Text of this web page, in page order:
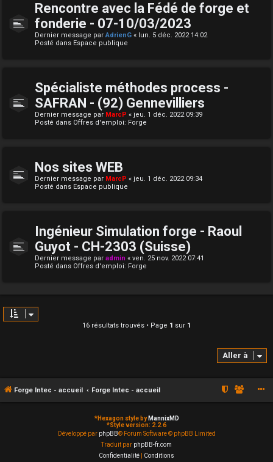
Rencontre avec la Fédé de forge et
fonderie - 07-10/03/2023
Dernier message parAdrienG « lun. 5 déc. 2022 14:02
Posté dans Espace publique
Spécialiste méthodes process -
SAFRAN - (92) Gennevilliers
Dernier message par MarcP « jeu. 1 déc. 2022 09:39
Posté dans Offres d'emploi: Forge
Nos sites WEB
Dernier message par MarcP « jeu. 1 déc. 2022 09:34
Posté dans Espace publique
Ingénieur Simulation forge - Raoul
Guyot - CH-2303 (Suisse)
Dernier message par admin « ven. 25 nov. 2022 07:41
Posté dans Offres d'emploi: Forge
16 résultats trouvés • Page 1 sur 1
Aller à
Forge Intec - accueil Forge Intec - accueil
*Hexagon style by MannixMD
*Style version: 2.2.6
Développé par phpBB® Forum Software © phpBB Limited
Traduit par phpBB-fr.com
Confidentialité
Conditions